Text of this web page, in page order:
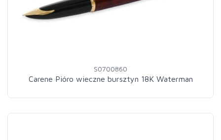
S0700860
Carene Pióro wieczne bursztyn 18K Waterman